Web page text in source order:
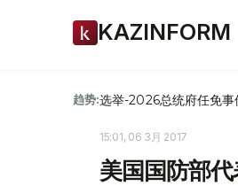
KAZINFORM
趋势:选举-2026总统府任免事
15:01, 06 3月 2017
美国国防部